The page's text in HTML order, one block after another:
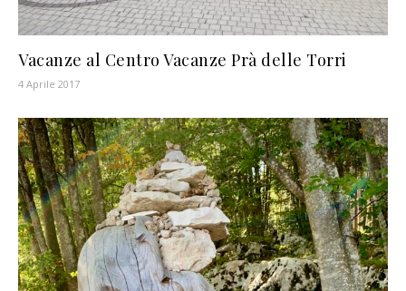
Vacanze al Centro Vacanze Prà delle Torri
4 Aprile 2017